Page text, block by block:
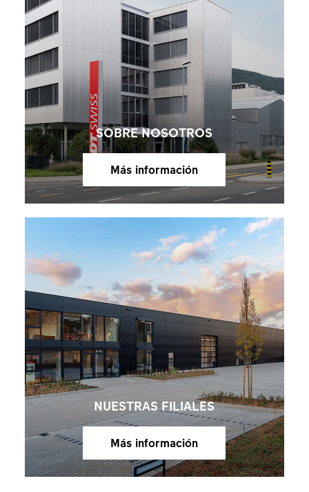
SOBRE NOSOTROS
Más información
NUESTRAS FILIALES
Más información